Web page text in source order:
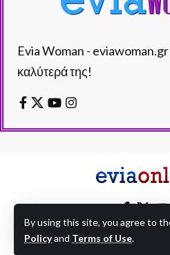
By using this site, you agree to
Policyand Terms of Use.
Evia Woman -
καλύτερά της!
EVIAONLINE © eviaonline.gr